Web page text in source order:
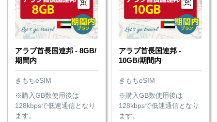
アラブ首長国連邦 - 8GB/
期間内
きもちeSIM
※購入GB数使用後は
128kbpsで低速通信となり
ます。
アラブ首長国連邦 -
10GB/期間内
きもちeSIM
※購入GB数使用後は
128kbpsで低速通信となり
ます。